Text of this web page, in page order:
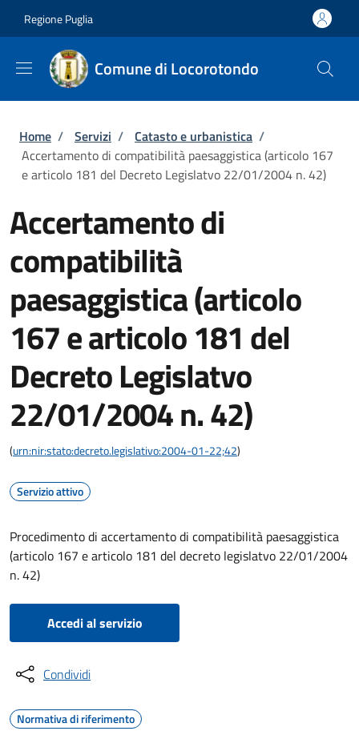
Regione Puglia
Comune di Locorotondo
Briciole di pane
Home / Servizi / Catasto e urbanistica /
Accertamento di compatibilità paesaggistica (articolo 167
e articolo 181 del Decreto Legislatvo 22/01/2004 n. 42)
Accertamento di
compatibilità
paesaggistica (articolo
167 e articolo 181 del
Decreto Legislatvo
22/01/2004 n. 42)
(urn:nir:stato:decreto.legislativo:2004-01-22;42)
Servizio attivo
Procedimento di accertamento di compatibilità paesaggistica
(articolo 167 e articolo 181 del decreto legislatvo 22/01/2004
n. 42)
Accedi al servizio
Condividi
Normativa di riferimento